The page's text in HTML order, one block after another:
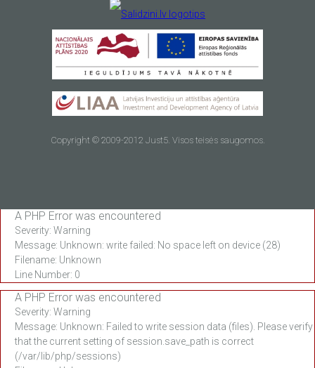
Copyright © 2009-2012 Just5. Visos teisės saugomos.
A PHP Error was encountered
Severity: Warning
Message: Unknown: write failed: No space left on device (28)
Filename: Unknown
Line Number: 0
A PHP Error was encountered
Severity: Warning
Message: Unknown: Failed to write session data (files). Please verify
that the current setting of session.save_path is correct
(/var/lib/php/sessions)